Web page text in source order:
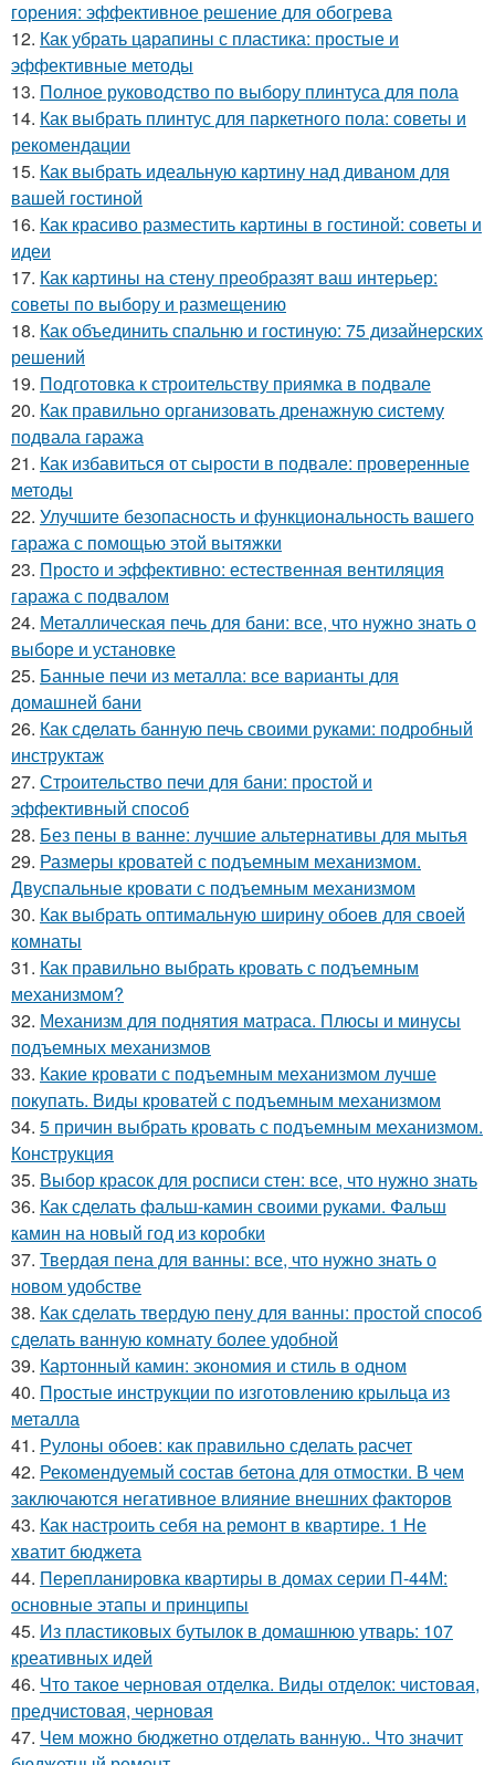
горения: эффективное решение для обогрева
12. Как убрать царапины с пластика: простые и
эффективные методы
13. Полное руководство по выбору плинтуса для пола
14. Как выбрать плинтус для паркетного пола: советы и
рекомендации
15. Как выбрать идеальную картину над диваном для
вашей гостиной
16. Как красиво разместить картины в гостиной: советы и
идеи
17. Как картины на стену преобразят ваш интерьер:
советы по выбору и размещению
18. Как объединить спальню и гостиную: 75 дизайнерских
решений
19. Подготовка к строительству приямка в подвале
20. Как правильно организовать дренажную систему
подвала гаража
21. Как избавиться от сырости в подвале: проверенные
методы
22. Улучшите безопасность и функциональность вашего
гаража с помощью этой вытяжки
23. Просто и эффективно: естественная вентиляция
гаража с подвалом
24. Металлическая печь для бани: все, что нужно знать о
выборе и установке
25. Банные печи из металла: все варианты для
домашней бани
26. Как сделать банную печь своими руками: подробный
инструктаж
27. Строительство печи для бани: простой и
эффективный способ
28. Без пены в ванне: лучшие альтернативы для мытья
29. Размеры кроватей с подъемным механизмом.
Двуспальные кровати с подъемным механизмом
30. Как выбрать оптимальную ширину обоев для своей
комнаты
31. Как правильно выбрать кровать с подъемным
механизмом?
32. Механизм для поднятия матраса. Плюсы и минусы
подъемных механизмов
33. Какие кровати с подъемным механизмом лучше
покупать. Виды кроватей с подъемным механизмом
34. 5 причин выбрать кровать с подъемным механизмом.
Конструкция
35. Выбор красок для росписи стен: все, что нужно знать
36. Как сделать фальш-камин своими руками. Фальш
камин на новый год из коробки
37. Твердая пена для ванны: все, что нужно знать о
новом удобстве
38. Как сделать твердую пену для ванны: простой способ
сделать ванную комнату более удобной
39. Картонный камин: экономия и стиль в одном
40. Простые инструкции по изготовлению крыльца из
металла
41. Рулоны обоев: как правильно сделать расчет
42. Рекомендуемый состав бетона для отмостки. В чем
заключаются негативное влияние внешних факторов
43. Как настроить себя на ремонт в квартире. 1 Не
хватит бюджета
44. Перепланировка квартиры в домах серии П-44М:
основные этапы и принципы
45. Из пластиковых бутылок в домашнюю утварь: 107
креативных идей
46. Что такое черновая отделка. Виды отделок: чистовая,
предчистовая, черновая
47. Чем можно бюджетно отделать ванную.. Что значит